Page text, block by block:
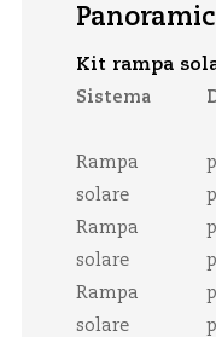
Kit rampa
Sistema
Rampa
solare
Rampa
solare
Rampa
solare